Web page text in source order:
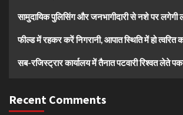
सामुदायिक पुलिसिंग और जनभागीदारी से नशे पर लगेगी
फील्ड में रहकर करें निगरानी, आपात स्थिति में हो त्वरित
सब-रजिस्ट्रार कार्यालय में तैनात पटवारी रिश्वत लेते
Recent Comments